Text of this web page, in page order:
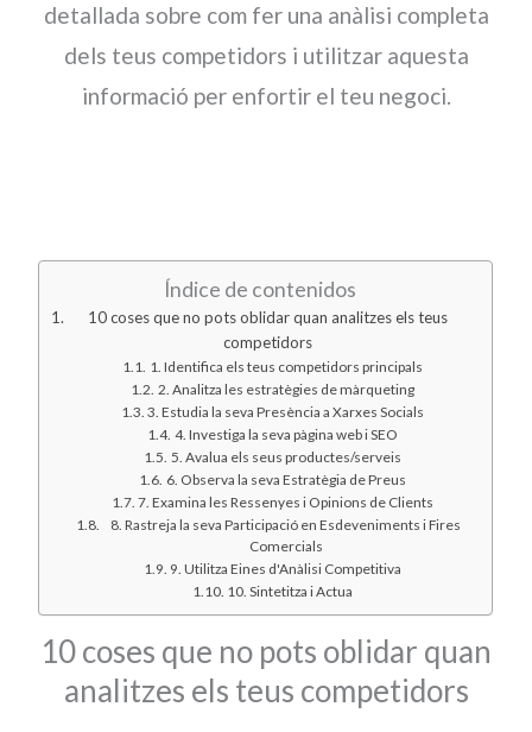
detallada sobre com fer una anàlisi completa
dels teus competidors i utilitzar aquesta
informació per enfortir el teu negoci.
Índice de contenidos
10 coses que no pots oblidar quan analitzes els teus
competidors
1. Identifica els teus competidors principals
2. Analitza les estratègies de màrqueting
3. Estudia la seva Presència a Xarxes Socials
4. Investiga la seva pàgina web i SEO
5. Avalua els seus productes/serveis
6. Observa la seva Estratègia de Preus
7. Examina les Ressenyes i Opinions de Clients
8. Rastreja la seva Participació en Esdeveniments i Fires
Comercials
9. Utilitza Eines d'Anàlisi Competitiva
10. Sintetitza i Actua
10 coses que no pots oblidar quan
analitzes els teus competidors